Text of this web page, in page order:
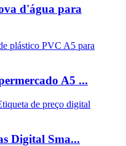
d'água para
A5 ...
Digital Sma...